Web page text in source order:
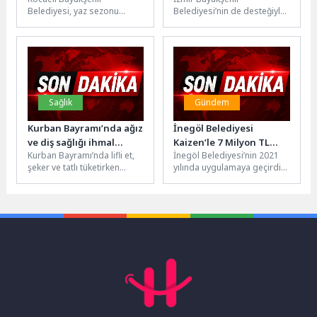
Belediyesi, yaz sezonu
çevresindeki sahillerde
hazırlık çalışmalarını aralıksız
sürdürüyor. Bu...
Belediyesi’nin de desteğiyle
sonucunda Seferihisar,
UNESCO Hükümetlerarası
Oşinografi Komisyonu
(UNESCO-IOC) tarafından...
Sağlık
Kurban Bayramı’nda ağız
ve diş sağlığı ihmal
edilmemeli
Kurban Bayramı’nda lifli et,
şeker ve tatlı tüketirken
Gündem
İnegöl Belediyesi
Kaizen’le 7 Milyon TL
Tasarruf Sağladı
İnegöl Belediyesi’nin 2021
yılında uygulamaya geçirdiği